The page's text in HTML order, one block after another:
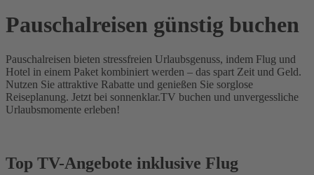
Pauschalreisen günstig buchen
Pauschalreisen bieten stressfreien Urlaubsgenuss, indem Flug und
Hotel in einem Paket kombiniert werden – das spart Zeit und Geld.
Nutzen Sie attraktive Rabatte und genießen Sie sorglose
Reiseplanung. Jetzt bei sonnenklar.TV buchen und unvergessliche
Urlaubsmomente erleben!
Top TV-Angebote inklusive Flug